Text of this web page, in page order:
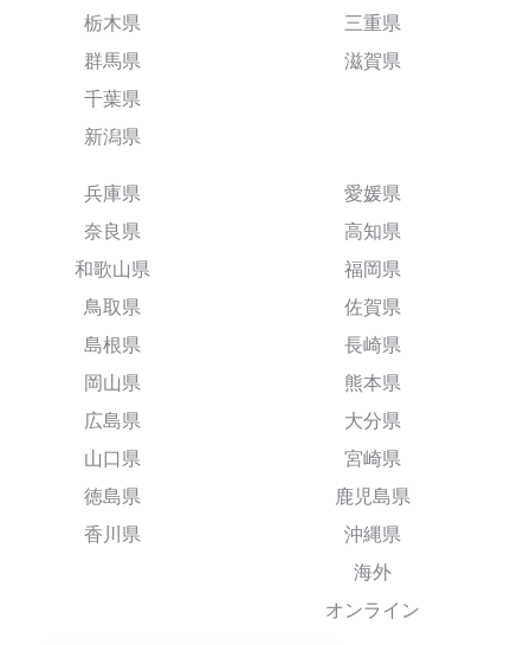
栃木県
群馬県
千葉県
新潟県
三重県
滋賀県
兵庫県
奈良県
和歌山県
鳥取県
島根県
岡山県
広島県
山口県
徳島県
香川県
愛媛県
高知県
福岡県
佐賀県
長崎県
熊本県
大分県
宮崎県
鹿児島県
沖縄県
海外
オンライン